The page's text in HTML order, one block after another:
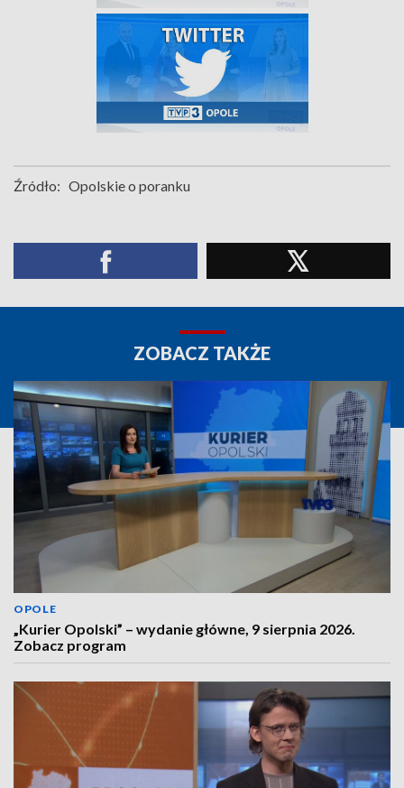
Źródło: Opolskie o poranku
ZOBACZ TAKŻE
OPOLE
„Kurier Opolski” – wydanie główne, 9 sierpnia 2026.
Zobacz program